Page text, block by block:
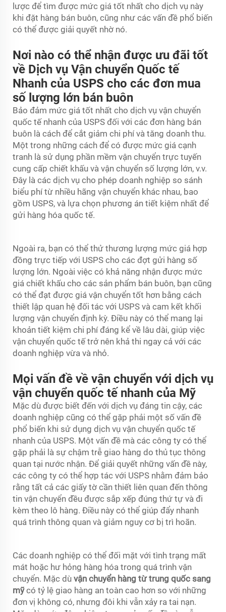
lược để tìm được mức giá tốt nhất cho dịch vụ này
khi đặt hàng bán buôn, cũng như các vấn đề phổ biến
có thể được giải quyết nhờ nó.
Nơi nào có thể nhận được ưu đãi tốt
về Dịch vụ Vận chuyển Quốc tế
Nhanh của USPS cho các đơn mua
số lượng lớn bán buôn
Bảo đảm mức giá tốt nhất cho dịch vụ vận chuyển
quốc tế nhanh của USPS đối với các đơn hàng bán
buôn là cách để cắt giảm chi phí và tăng doanh thu.
Một trong những cách để có được mức giá cạnh
tranh là sử dụng phần mềm vận chuyển trực tuyến
cung cấp chiết khấu và vận chuyển số lượng lớn, v.v.
Đây là các dịch vụ cho phép doanh nghiệp so sánh
biểu phí từ nhiều hãng vận chuyển khác nhau, bao
gồm USPS, và lựa chọn phương án tiết kiệm nhất để
gửi hàng hóa quốc tế.
Ngoài ra, bạn có thể thử thương lượng mức giá hợp
đồng trực tiếp với USPS cho các đợt gửi hàng số
lượng lớn. Ngoài việc có khả năng nhận được mức
giá chiết khấu cho các sản phẩm bán buôn, bạn cũng
có thể đạt được giá vận chuyển tốt hơn bằng cách
thiết lập quan hệ đối tác với USPS và cam kết khối
lượng vận chuyển định kỳ. Điều này có thể mang lại
khoản tiết kiệm chi phí đáng kể về lâu dài, giúp việc
vận chuyển quốc tế trở nên khả thi ngay cả với các
doanh nghiệp vừa và nhỏ.
Mọi vấn đề về vận chuyển với dịch vụ
vận chuyển quốc tế nhanh của Mỹ
Mặc dù được biết đến với dịch vụ đáng tin cậy, các
doanh nghiệp cũng có thể gặp phải một số vấn đề
phổ biến khi sử dụng dịch vụ vận chuyển quốc tế
nhanh của USPS. Một vấn đề mà các công ty có thể
gặp phải là sự chậm trễ giao hàng do thủ tục thông
quan tại nước nhận. Để giải quyết những vấn đề này,
các công ty có thể hợp tác với USPS nhằm đảm bảo
rằng tất cả các giấy tờ cần thiết liên quan đến thông
tin vận chuyển đều được sắp xếp đúng thứ tự và đi
kèm theo lô hàng. Điều này có thể giúp đẩy nhanh
quá trình thông quan và giảm nguy cơ bị trì hoãn.
Các doanh nghiệp có thể đối mặt với tình trạng mất
mát hoặc hư hỏng hàng hóa trong quá trình vận
chuyển. Mặc dù vận chuyển hàng từ trung quốc sang
mỹcó tỷ lệ giao hàng an toàn cao hơn so với những
đơn vị không có, nhưng đôi khi vẫn xảy ra tai nạn.